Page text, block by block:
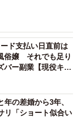
ド支払い日直前は
俗嬢 それでも足り
バー副業【現役キャ
の差婚から3年、
リ「ショート似合い